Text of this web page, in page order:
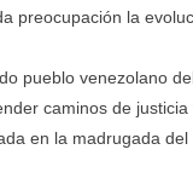
preocupación la
pueblo venezolano
caminos de
en la madrugada